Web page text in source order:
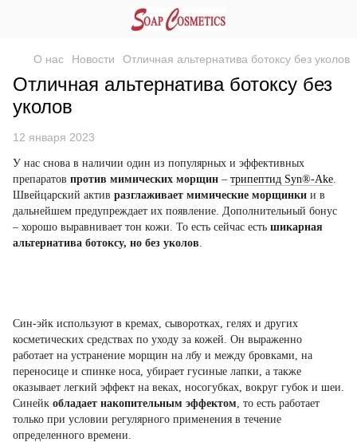
О нас Новости Отличная альтернатива ботоксу без уколов
Отличная альтернатива ботоксу без
уколов
12 января 2023
У нас снова в наличии один из популярных и эффективных
препаратов против мимических морщин – трипептид Syn®-Ake.
Швейцарский актив разглаживает мимические морщинки и в
дальнейшем предупреждает их появление. Дополнительный бонус
– хорошо выравнивает тон кожи. То есть сейчас есть шикарная
альтернатива ботоксу, но без уколов.
Син-эйк используют в кремах, сыворотках, гелях и других
косметических средствах по уходу за кожей. Он выраженно
работает на устранение морщин на лбу и между бровками, на
переносице и спинке носа, убирает гусиные лапки, а также
оказывает легкий эффект на веках, носогубках, вокруг губок и шеи.
Синейк обладает накопительным эффектом, то есть работает
только при условии регулярного применения в течение
определенного времени.